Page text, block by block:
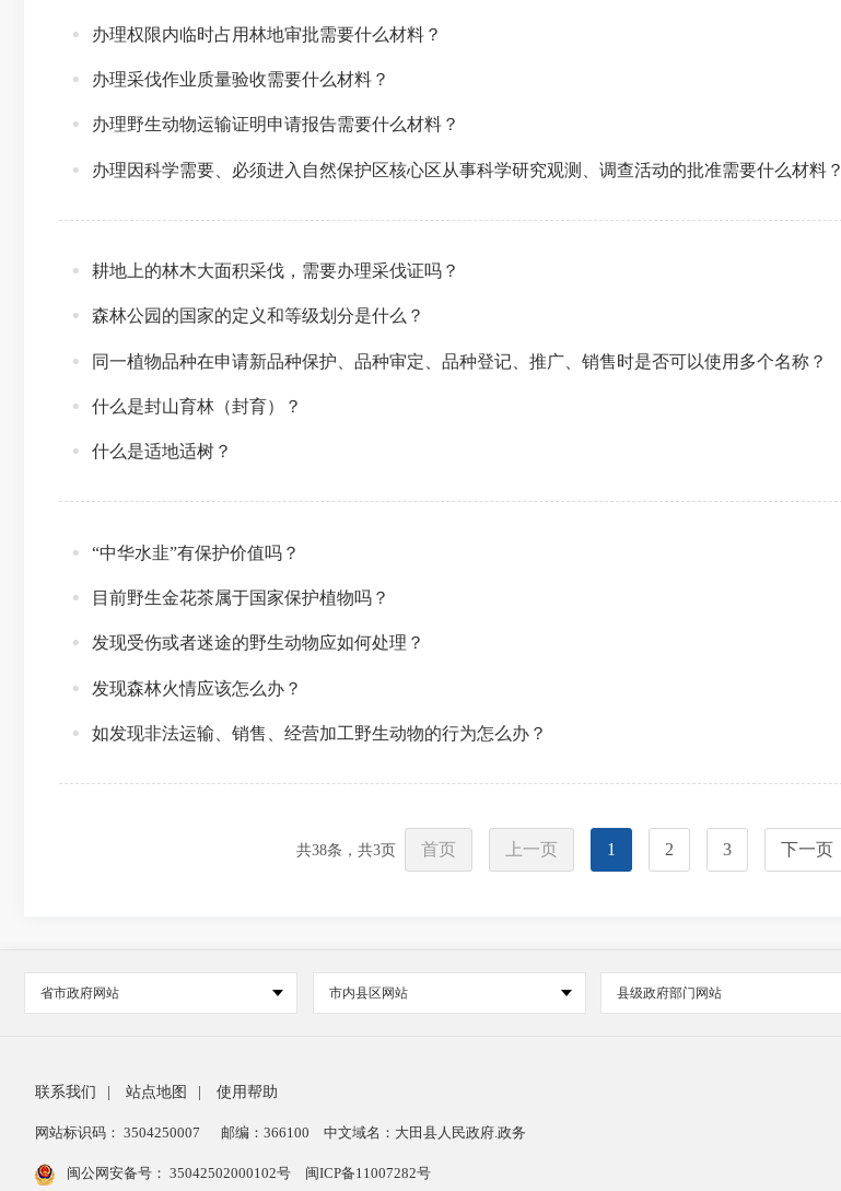
办理权限内临时占用林地审批需要什么材料？
办理采伐作业质量验收需要什么材料？
办理野生动物运输证明申请报告需要什么材料？
办理因科学需要、必须进入自然保护区核心区从事科学研究观测、调查活动的批准需要什么材料？
耕地上的林木大面积采伐，需要办理采伐证吗？
森林公园的国家的定义和等级划分是什么？
同一植物品种在申请新品种保护、品种审定、品种登记、推广、销售时是否可以使用多个名称？
什么是封山育林（封育）？
什么是适地适树？
“中华水韭”有保护价值吗？
目前野生金花茶属于国家保护植物吗？
发现受伤或者迷途的野生动物应如何处理？
发现森林火情应该怎么办？
如发现非法运输、销售、经营加工野生动物的行为怎么办？
共38条，共3页 首页 上一页 1 2 3 下一页
省市政府网站 市内县区网站 县级政府部门网站
联系我们 站点地图 使用帮助
网站标识码： 3504250007 邮编：366100 中文域名：大田县人民政府.政务
闽公网安备号： 35042502000102号 闽ICP备11007282号